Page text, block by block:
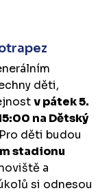
děti,
v pátek 5.
na Dětský
děti budou
stadionu
a
si odnesou